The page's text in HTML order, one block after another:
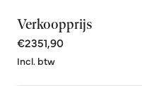
Verkoopprijs
€2351,90
Incl. btw